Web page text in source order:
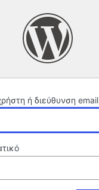
ή διεύθυνση email